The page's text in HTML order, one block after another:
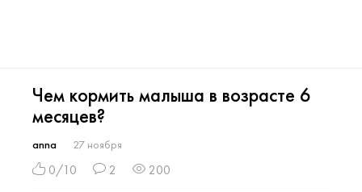
Чем кормить малыша в возрасте 6
месяцев?
anna 27 ноября
0/10 2 200